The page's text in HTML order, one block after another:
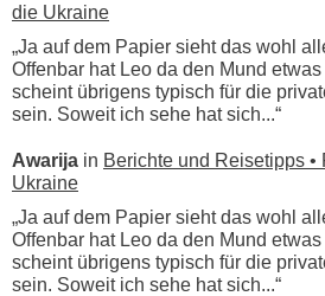
die Ukraine
„Ja auf dem Papier sieht das wohl
Offenbar hat Leo da den Mund
scheint übrigens typisch für die
sein. Soweit ich sehe hat sich...“
Awarija in Berichte und Reisetipps
Ukraine
„Ja auf dem Papier sieht das wohl
Offenbar hat Leo da den Mund
scheint übrigens typisch für die
sein. Soweit ich sehe hat sich...“